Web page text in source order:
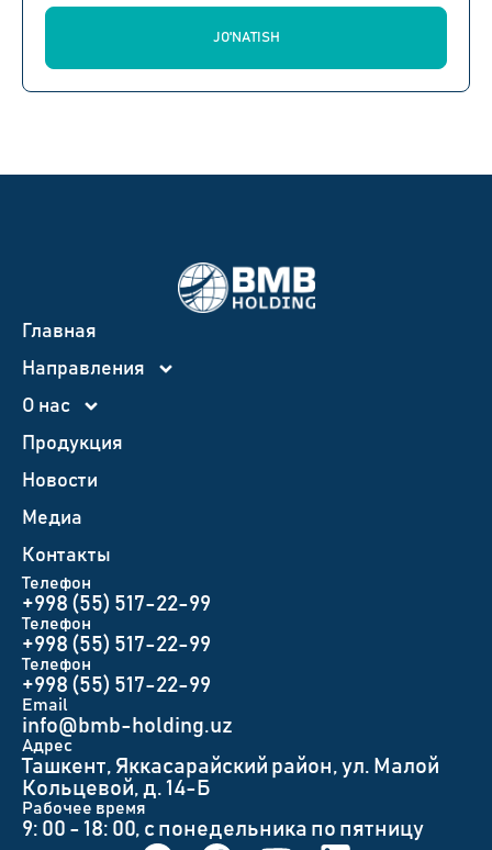
JO'NATISH
Главная
Направления
О нас
Продукция
Новости
Медиа
Контакты
Телефон
+998 (55) 517-22-99
Телефон
+998 (55) 517-22-99
Телефон
+998 (55) 517-22-99
Email
info@bmb-holding.uz​
Адрес
Ташкент, Яккасарайский район, ул. Малой
Кольцевой, д. 14-Б
Рабочее время
9: 00 - 18: 00, с понедельника по пятницу